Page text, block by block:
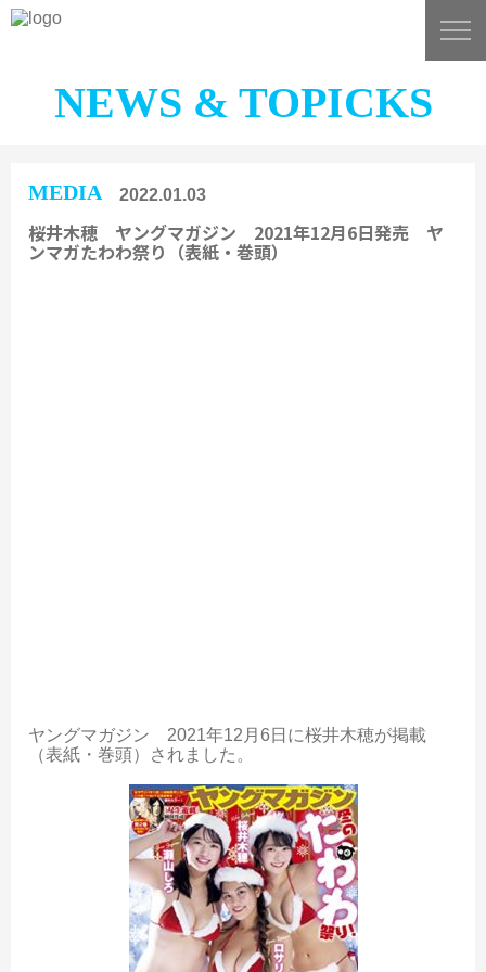
NEWS & TOPICKS
MEDIA 2022.01.03
桜井木穂 ヤングマガジン 2021年12月6日発売 ヤ
ンマガたわわ祭り（表紙・巻頭）
ヤングマガジン 2021年12月6日に桜井木穂が掲載
（表紙・巻頭）されました。